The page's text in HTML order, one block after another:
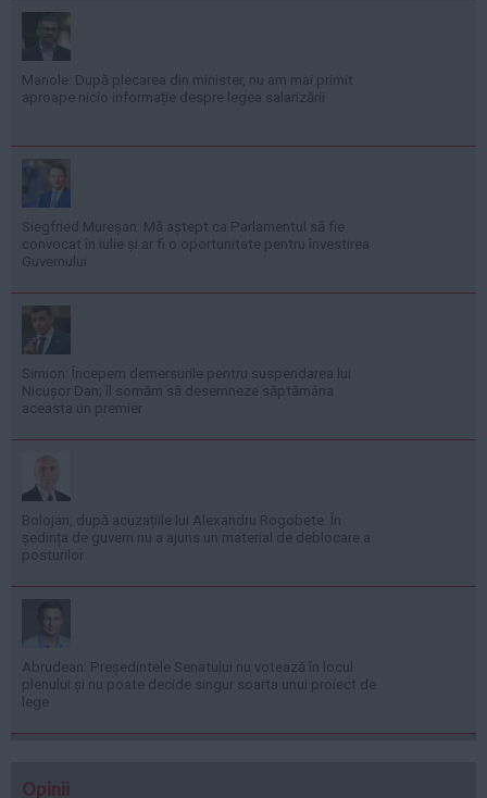
Manole: După plecarea din minister, nu am mai primit
aproape nicio informație despre legea salarizării
Siegfried Mureșan: Mă aștept ca Parlamentul să fie
convocat în iulie și ar fi o oportunitate pentru învestirea
Guvernului
Simion: Începem demersurile pentru suspendarea lui
Nicușor Dan; îl somăm să desemneze săptămâna
aceasta un premier
Bolojan, după acuzațiile lui Alexandru Rogobete: În
ședința de guvern nu a ajuns un material de deblocare a
posturilor
Abrudean: Președintele Senatului nu votează în locul
plenului și nu poate decide singur soarta unui proiect de
lege
Opinii